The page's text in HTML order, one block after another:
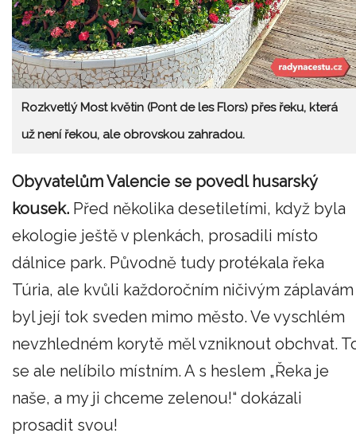
Rozkvetlý Most květin (Pont de les Flors) přes řeku, která
už není řekou, ale obrovskou zahradou.
Obyvatelům Valencie se povedl husarský
kousek. Před několika desetiletími, když byla
ekologie ještě v plenkách, prosadili místo
dálnice park. Původně tudy protékala řeka
Túria, ale kvůli každoročním ničivým záplavám
byl její tok sveden mimo město. Ve vyschlém
nevzhledném korytě měl vzniknout obchvat.
se ale nelíbilo místním. A s heslem „Řeka je
naše, a my ji chceme zelenou!“ dokázali
prosadit svou!